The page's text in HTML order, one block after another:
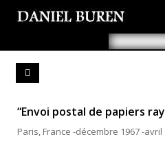
“Envoi postal de papiers
Paris, France -décembre 1967 -avril